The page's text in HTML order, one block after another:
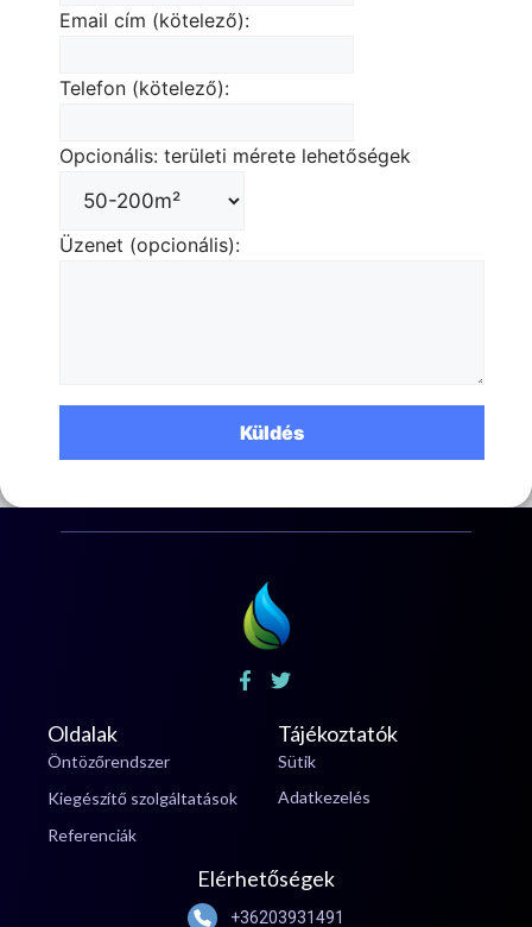
Email cím (kötelező):
Telefon (kötelező):
Opcionális: területi mérete lehetőségek
Üzenet (opcionális):
Oldalak
Öntözőrendszer
Kiegészítő szolgáltatások
Referenciák
Tájékoztatók
Sütik
Adatkezelés
Elérhetőségek
+36203931491